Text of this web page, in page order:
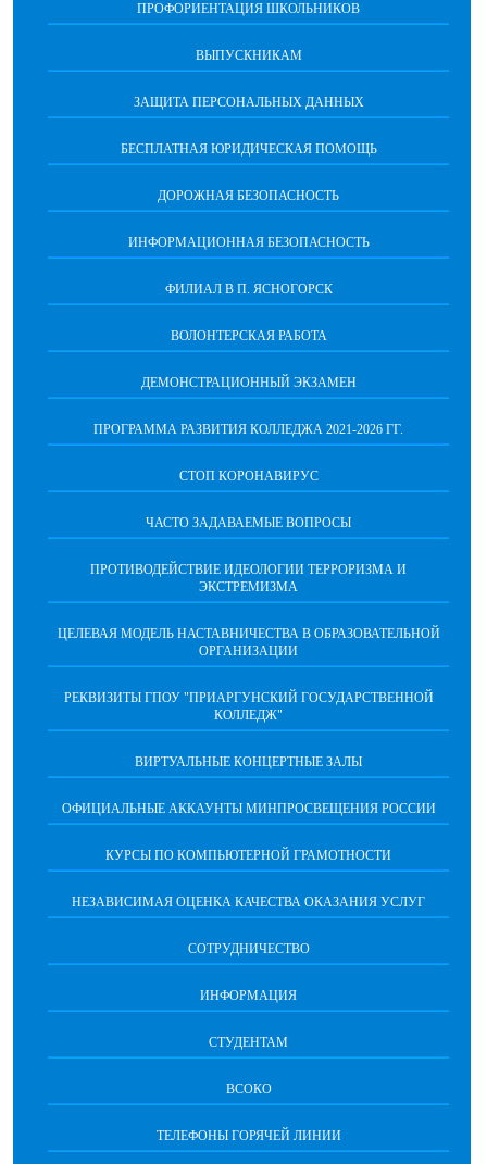
ПРОФОРИЕНТАЦИЯ ШКОЛЬНИКОВ
ВЫПУСКНИКАМ
ЗАЩИТА ПЕРСОНАЛЬНЫХ ДАННЫХ
БЕСПЛАТНАЯ ЮРИДИЧЕСКАЯ ПОМОЩЬ
ДОРОЖНАЯ БЕЗОПАСНОСТЬ
ИНФОРМАЦИОННАЯ БЕЗОПАСНОСТЬ
ФИЛИАЛ В П. ЯСНОГОРСК
ВОЛОНТЕРСКАЯ РАБОТА
ДЕМОНСТРАЦИОННЫЙ ЭКЗАМЕН
ПРОГРАММА РАЗВИТИЯ КОЛЛЕДЖА 2021-2026 ГГ.
СТОП КОРОНАВИРУС
ЧАСТО ЗАДАВАЕМЫЕ ВОПРОСЫ
ПРОТИВОДЕЙСТВИЕ ИДЕОЛОГИИ ТЕРРОРИЗМА И
ЭКСТРЕМИЗМА
ЦЕЛЕВАЯ МОДЕЛЬ НАСТАВНИЧЕСТВА В ОБРАЗОВАТЕЛЬНОЙ
ОРГАНИЗАЦИИ
РЕКВИЗИТЫ ГПОУ "ПРИАРГУНСКИЙ ГОСУДАРСТВЕННОЙ
КОЛЛЕДЖ"
ВИРТУАЛЬНЫЕ КОНЦЕРТНЫЕ ЗАЛЫ
ОФИЦИАЛЬНЫЕ АККАУНТЫ МИНПРОСВЕЩЕНИЯ РОССИИ
КУРСЫ ПО КОМПЬЮТЕРНОЙ ГРАМОТНОСТИ
НЕЗАВИСИМАЯ ОЦЕНКА КАЧЕСТВА ОКАЗАНИЯ УСЛУГ
СОТРУДНИЧЕСТВО
ИНФОРМАЦИЯ
СТУДЕНТАМ
ВСОКО
ТЕЛЕФОНЫ ГОРЯЧЕЙ ЛИНИИ